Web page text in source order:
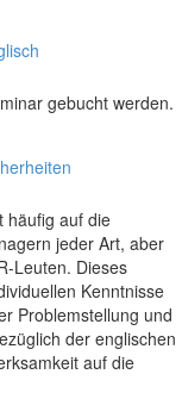
gebucht werden.
häufig auf die
jeder Art, aber
Leuten. Dieses
Kenntnisse
Problemstellung und
der englischen
auf die